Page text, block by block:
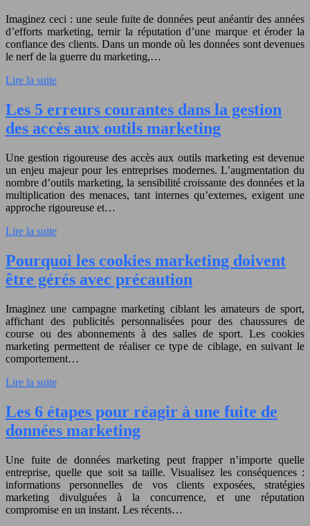
Imaginez ceci : une seule fuite de données peut anéantir des années
d’efforts marketing, ternir la réputation d’une marque et éroder la
confiance des clients. Dans un monde où les données sont devenues
le nerf de la guerre du marketing,…
Lire la suite
Les 5 erreurs courantes dans la gestion
des accès aux outils marketing
Une gestion rigoureuse des accès aux outils marketing est devenue
un enjeu majeur pour les entreprises modernes. L’augmentation du
nombre d’outils marketing, la sensibilité croissante des données et la
multiplication des menaces, tant internes qu’externes, exigent une
approche rigoureuse et…
Lire la suite
Pourquoi les cookies marketing doivent
être gérés avec précaution
Imaginez une campagne marketing ciblant les amateurs de sport,
affichant des publicités personnalisées pour des chaussures de
course ou des abonnements à des salles de sport. Les cookies
marketing permettent de réaliser ce type de ciblage, en suivant le
comportement…
Lire la suite
Les 6 étapes pour réagir à une fuite de
données marketing
Une fuite de données marketing peut frapper n’importe quelle
entreprise, quelle que soit sa taille. Visualisez les conséquences :
informations personnelles de vos clients exposées, stratégies
marketing divulguées à la concurrence, et une réputation
compromise en un instant. Les récents…